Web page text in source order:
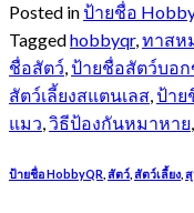
Posted inป้ายชื่อ
Taggedhobbyqr,ทาสห
ชื่อสัตว์,ป้ายชื่อสัตว์บอ
สัตว์เลี้ยงสแตนเลส,ป้าย
แมว,วิธีป้องกันหมาหาย,
ป้ายชื่อ HobbyQR สัตว์ สัตว์เลี้ยง